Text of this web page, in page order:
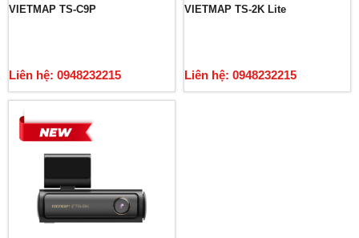
VIETMAP TS-C9P
Liên hệ: 0948232215
VIETMAP TS-2K Lite
Liên hệ: 0948232215